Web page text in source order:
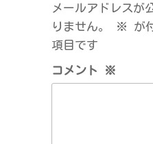
メールアドレスが
りません。
※
が
項目です
コメント ※